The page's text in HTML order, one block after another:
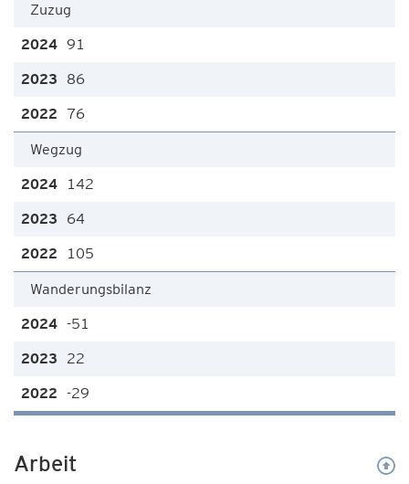
Zuzug
91
86
76
Wegzug
142
64
105
Wanderungsbilanz
-51
22
-29
Arbeit